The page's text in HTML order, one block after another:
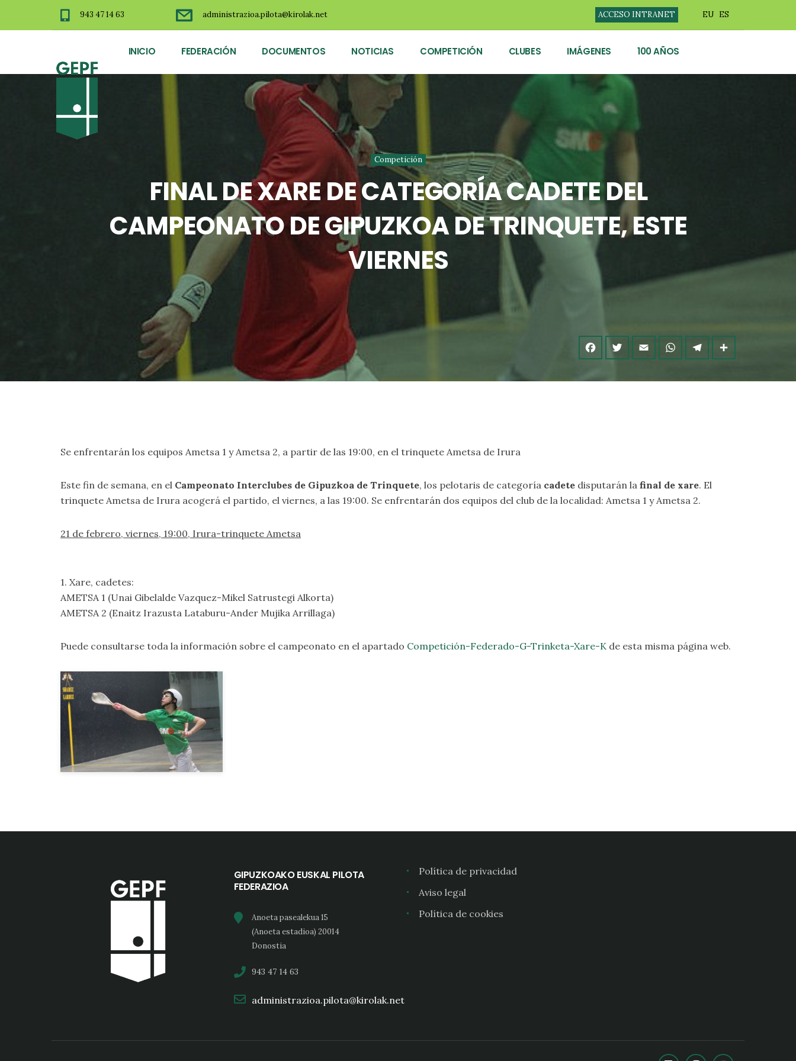
943 47 14 63 administrazioa.pilota@kirolak.net ACCESO INTRANET EU ES
INICIO FEDERACIÓN DOCUMENTOS NOTICIAS COMPETICIÓN CLUBES IMÁGENES 100 AÑOS
Competición
FINAL DE XARE DE CATEGORÍA CADETE DEL
CAMPEONATO DE GIPUZKOA DE TRINQUETE, ESTE
VIERNES
Se enfrentarán los equipos Ametsa 1 y Ametsa 2, a partir de las 19:00, en el trinquete Ametsa de Irura
Este fin de semana, en el Campeonato Interclubes de Gipuzkoa de Trinquete, los pelotaris de categoría cadete disputarán la final de xare. El
trinquete Ametsa de Irura acogerá el partido, el viernes, a las 19:00. Se enfrentarán dos equipos del club de la localidad: Ametsa 1 y Ametsa 2.
21 de febrero, viernes, 19:00, Irura-trinquete Ametsa
1. Xare, cadetes:
AMETSA 1 (Unai Gibelalde Vazquez-Mikel Satrustegi Alkorta)
AMETSA 2 (Enaitz Irazusta Lataburu-Ander Mujika Arrillaga)
Puede consultarse toda la información sobre el campeonato en el apartado Competición-Federado-G-Trinketa-Xare-K de esta misma página web.
GIPUZKOAKO EUSKAL PILOTA
FEDERAZIOA
Anoeta pasealekua 15
(Anoeta estadioa) 20014
Donostia
943 47 14 63
administrazioa.pilota@kirolak.net
Política de privacidad
Aviso legal
Política de cookies